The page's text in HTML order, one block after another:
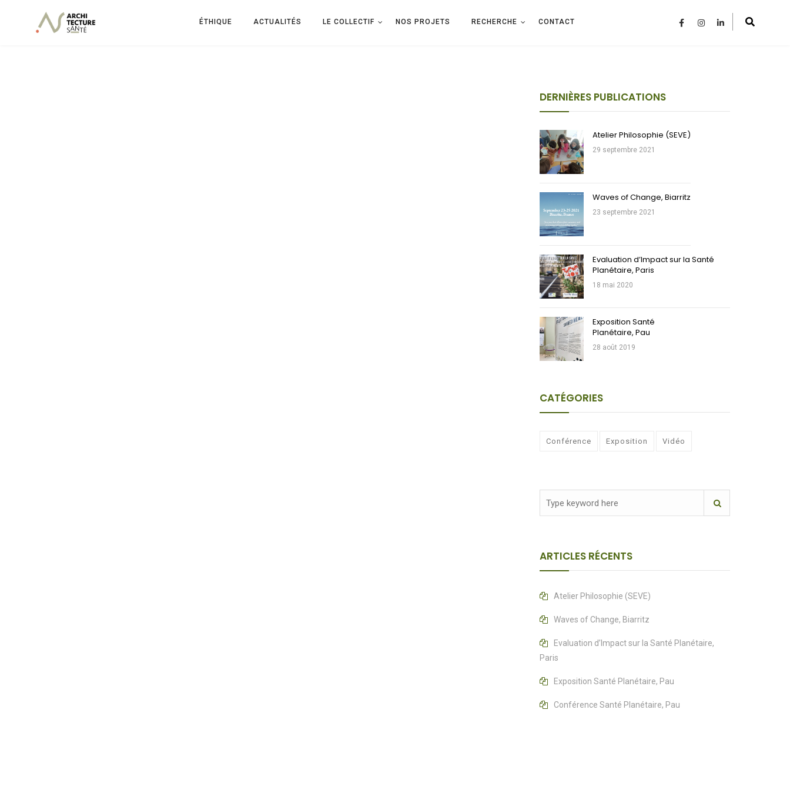
ÉTHIQUE ACTUALITÉS LE COLLECTIF NOS PROJETS RECHERCHE CONTACT
DERNIÈRES PUBLICATIONS
Atelier Philosophie (SEVE)
29 septembre 2021
Waves of Change, Biarritz
23 septembre 2021
Evaluation d’Impact sur la Santé
Planétaire, Paris
18 mai 2020
Exposition Santé
Planétaire, Pau
28 août 2019
CATÉGORIES
Conférence Exposition Vidéo
ARTICLES RÉCENTS
Atelier Philosophie (SEVE)
Waves of Change, Biarritz
Evaluation d’Impact sur la Santé Planétaire,
Paris
Exposition Santé Planétaire, Pau
Conférence Santé Planétaire, Pau